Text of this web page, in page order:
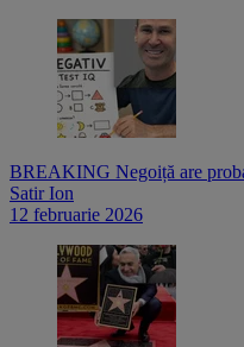
BREAKING Negoiță are
Satir Ion
12 februarie 2026